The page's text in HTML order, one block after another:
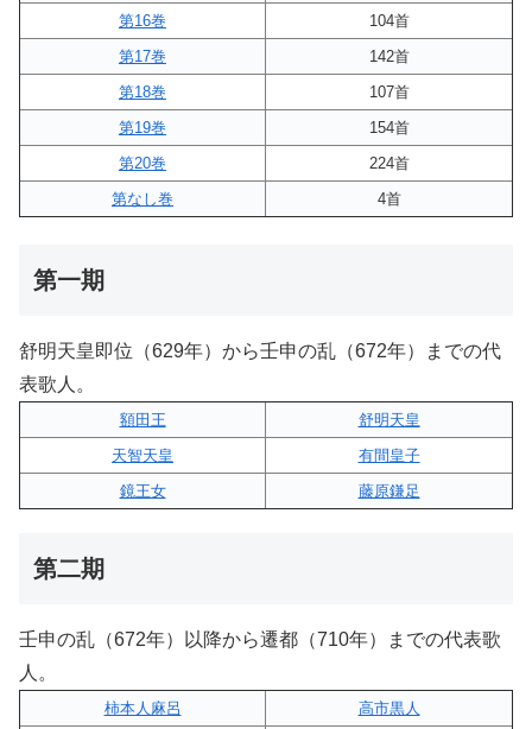
第16巻
104首
第17巻
142首
第18巻
107首
第19巻
154首
第20巻
224首
第なし巻
4首
第一期
舒明天皇即位（629年）から壬申の乱（672年）までの代
表歌人。
額田王
舒明天皇
天智天皇
有間皇子
鏡王女
藤原鎌足
第二期
壬申の乱（672年）以降から遷都（710年）までの代表歌
人。
柿本人麻呂
高市黒人